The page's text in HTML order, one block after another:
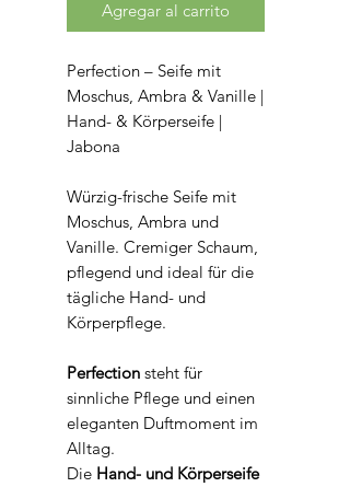
Agregar al carrito
Perfection – Seife mit
Moschus, Ambra & Vanille |
Hand- & Körperseife |
Jabona
Würzig-frische Seife mit
Moschus, Ambra und
Vanille. Cremiger Schaum,
pflegend und ideal für die
tägliche Hand- und
Körperpflege.
Perfection steht für
sinnliche Pflege und einen
eleganten Duftmoment im
Alltag.
Die Hand- und Körperseife